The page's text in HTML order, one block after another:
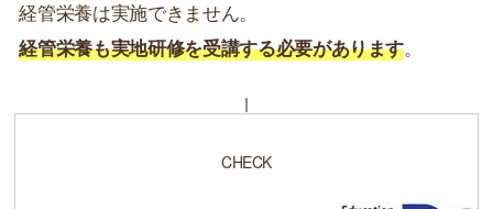
経管栄養は実施できません。
経管栄養も実地研修を受講する必要があります。
CHECK